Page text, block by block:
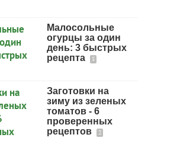
Малосольные
огурцы за один
день: 3 быстрых
рецепта
5
Заготовки на
зиму из зеленых
томатов - 6
проверенных
рецептов
2